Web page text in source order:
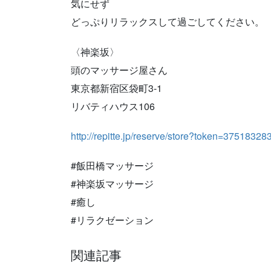
気にせず
どっぷりリラックスして過ごしてください。
〈神楽坂〉
頭のマッサージ屋さん
東京都新宿区袋町3-1
リバティハウス106
http://repitte.jp/reserve/
#飯田橋マッサージ
#神楽坂マッサージ
#癒し
#リラクゼーション
関連記事